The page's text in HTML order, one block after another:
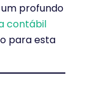
profundo
contábil
para esta